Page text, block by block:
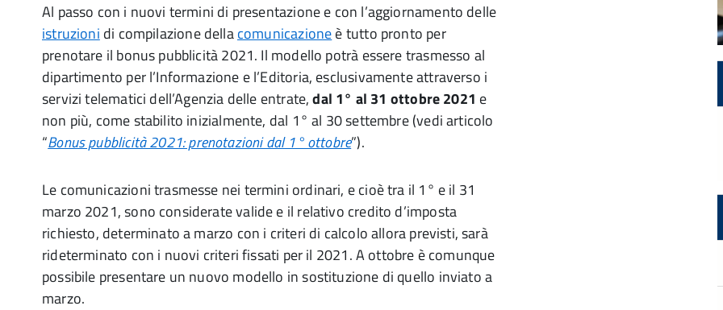
Al passo con i nuovi termini di presentazione e con l’aggiornamento delle
istruzioni di compilazione dellacomunicazioneè tutto pronto per
prenotare il bonus pubblicità 2021. Il modello potrà essere trasmesso al
dipartimento per l’Informazione e l’Editoria, esclusivamente attraverso i
servizi telematici dell’Agenzia delle entrate,dal 1° al 31 ottobre 2021 e
non più, come stabilito inizialmente, dal 1° al 30 settembre (vedi articolo
“Bonus pubblicità 2021: prenotazioni dal 1° ottobre”).
Le comunicazioni trasmesse nei termini ordinari, e cioè tra il 1° e il 31
marzo 2021, sono considerate valide e il relativo credito d’imposta
richiesto, determinato a marzo con i criteri di calcolo allora previsti, sarà
rideterminato con i nuovi criteri fissati per il 2021. A ottobre è comunque
possibile presentare un nuovo modello in sostituzione di quello inviato a
marzo.